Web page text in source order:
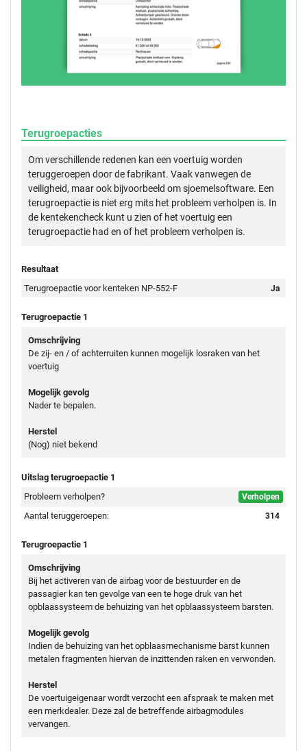
Terugroepacties
Om verschillende redenen kan een voertuig worden
teruggeroepen door de fabrikant. Vaak vanwegen de
veiligheid, maar ook bijvoorbeeld om sjoemelsoftware. Een
terugroepactie is niet erg mits het probleem verholpen is. In
de kentekencheck kunt u zien of het voertuig een
terugroepactie had en of het probleem verholpen is.
Resultaat
Terugroepactie voor kenteken NP-552-F
Ja
Terugroepactie 1
Omschrijving
De zij- en / of achterruiten kunnen mogelijk losraken van het
voertuig
Mogelijk gevolg
Nader te bepalen.
Herstel
(Nog) niet bekend
Uitslag terugroepactie 1
Probleem verholpen?
Verholpen
Aantal teruggeroepen: 314
Terugroepactie 1
Omschrijving
Bij het activeren van de airbag voor de bestuurder en de
passagier kan ten gevolge van een te hoge druk van het
opblaassysteem de behuizing van het opblaassysteem barsten.
Mogelijk gevolg
Indien de behuizing van het opblaasmechanisme barst kunnen
metalen fragmenten hiervan de inzittenden raken en verwonden.
Herstel
De voertuigeigenaar wordt verzocht een afspraak te maken met
een merkdealer. Deze zal de betreffende airbagmodules
vervangen.